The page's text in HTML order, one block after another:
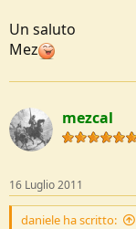
Un saluto
Mez
mezcal
16 Luglio 2011
daniele ha scritto: